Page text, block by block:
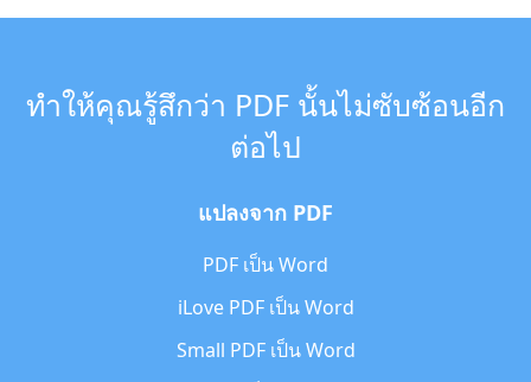
ทำให้คุณรู้สึกว่า PDF นั้นไม่ซับซ้อนอีก
ต่อไป
แปลงจาก PDF
PDF เป็น Word
iLove PDF เป็น Word
Small PDF เป็น Word